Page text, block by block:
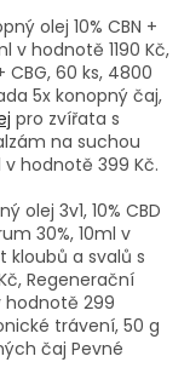
olej 10% CBN +
v hodnotě 1190 Kč,
CBG, 60 ks, 4800
5x konopný čaj,
pro zvířata s
na suchou
v hodnotě 399 Kč.
olej 3v1, 10% CBD
30%, 10ml v
kloubů a svalů s
Regenerační
hodnotě 299
trávení, 50 g
čaj Pevné